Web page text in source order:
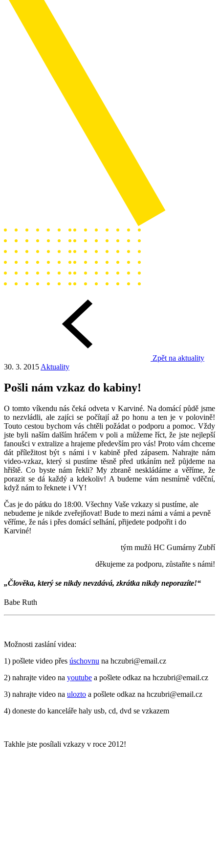
Zpět na aktuality
30. 3. 2015 Aktuality
Pošli nám vzkaz do kabiny!
O tomto víkendu nás čeká odveta v Karviné. Na domácí půdě jsme
to nezvládli, ale zajíci se počítají až po honu a ten je v polovině!
Touto cestou bychom vás chtěli požádat o podporu a pomoc. Vždy
jste byli naším dalším hráčem v poli a můžeme říct, že jste nejlepší
fanoušci v extralize a hrajeme především pro vás! Proto vám chceme
dát příležitost být s námi i v kabině před zápasem. Nahrajte nám
video-vzkaz, který si pustíme těsně před utkáním než půjdeme na
hřiště. Co byste nám řekli? My zbraně neskládáme a věříme, že
porazit se dá každý a kdekoliv! A budeme vám nesmírně vděční,
když nám to řeknete i VY!
Čas je do pátku do 18:00. Všechny Vaše vzkazy si pustíme, ale
nebudeme je nikde zveřejňovat! Bude to mezi námi a vámi a pevně
věříme, že nás i přes domácí selhání, přijedete podpořit i do
Karviné!
tým mužů HC Gumárny Zubří
děkujeme za podporu, zůstaňte s námi!
„Člověka, který se nikdy nevzdává, zkrátka nikdy neporazíte!“
Babe Ruth
Možnosti zaslání videa:
1) pošlete video přes úschovnu na hczubri@email.cz
2) nahrajte video na youtube a pošlete odkaz na hczubri@email.cz
3) nahrajte video na ulozto a pošlete odkaz na hczubri@email.cz
4) doneste do kanceláře haly usb, cd, dvd se vzkazem
Takhle jste posílali vzkazy v roce 2012!